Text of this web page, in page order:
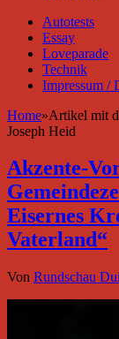
Autotests
Essay
Loveparade
Technik
Impressum /
Home»Artikel mit
Joseph Heid
Akzente-
Eisernes
Vaterland“
Von Rundschau